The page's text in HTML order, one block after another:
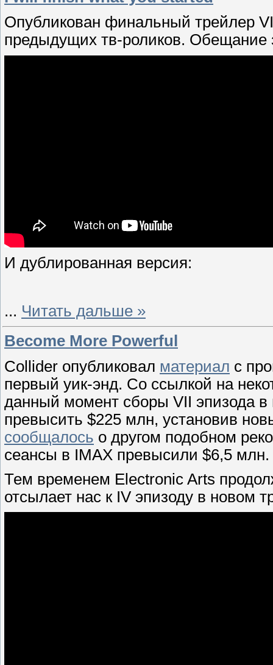
Опубликован финальный трейлер
предыдущих тв-роликов. Обещание
И дублированная версия:
... Читать дальше »
Become More Powerful
Collider опубликовал материал с
первый уик-энд. Со ссылкой на
данный момент сборы VII эпизода
превысить $225 млн, установив
сообщалось о другом подобном
сеансы в IMAX превысили $6,5 млн.
Тем временем Electronic Arts
отсылает нас к IV эпизоду в новом